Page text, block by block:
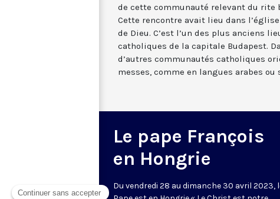
de cette communauté relevant du rite
Cette rencontre avait lieu dans
de Dieu. C’est l’un des plus anciens
catholiques de la capitale Budapest.
d’autres communautés catholiques
messes, comme en langues arabes ou
Le pape François
en Hongrie
Du vendredi 28 au dimanche 30 avril 2023,